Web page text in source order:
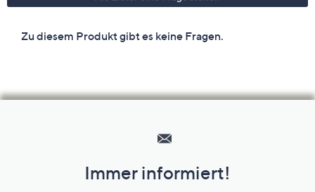
Unternehmensinformationen
Immer informiert!